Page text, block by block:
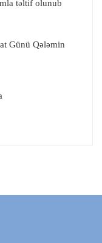
təltif olunub
Günü Qələmin